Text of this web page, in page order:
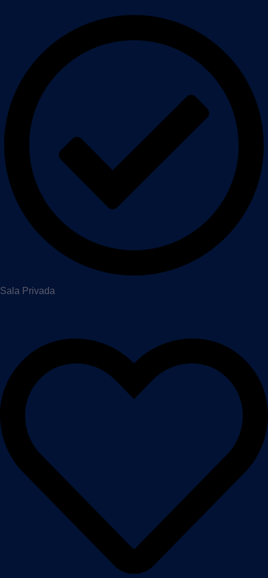
Sala Privada